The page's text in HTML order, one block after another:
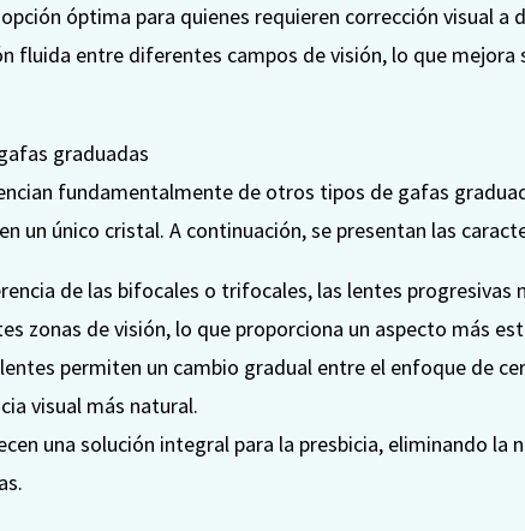
óptima para quienes requieren corrección visual a
fluida entre diferentes campos de visión, lo que
graduadas
fundamentalmente de otros tipos de gafas
un único cristal. A continuación, se presentan las
de las bifocales o trifocales, las lentes progresivas
zonas de visión, lo que proporciona un aspecto más
permiten un cambio gradual entre el enfoque de
visual más natural.
una solución integral para la presbicia, eliminando la